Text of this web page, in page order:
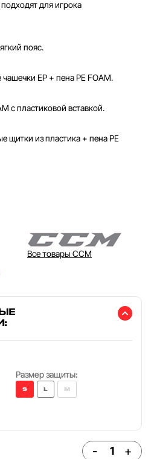
для игрока
пояс.
EP + пена PE FOAM.
с пластиковой вставкой.
щитки из пластика + пена PE
Все товары CCM
Размер защиты:
S L M
- +